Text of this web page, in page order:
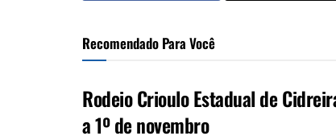
Recomendado Para Você
Rodeio Crioulo Estadual de
a 1º de novembro